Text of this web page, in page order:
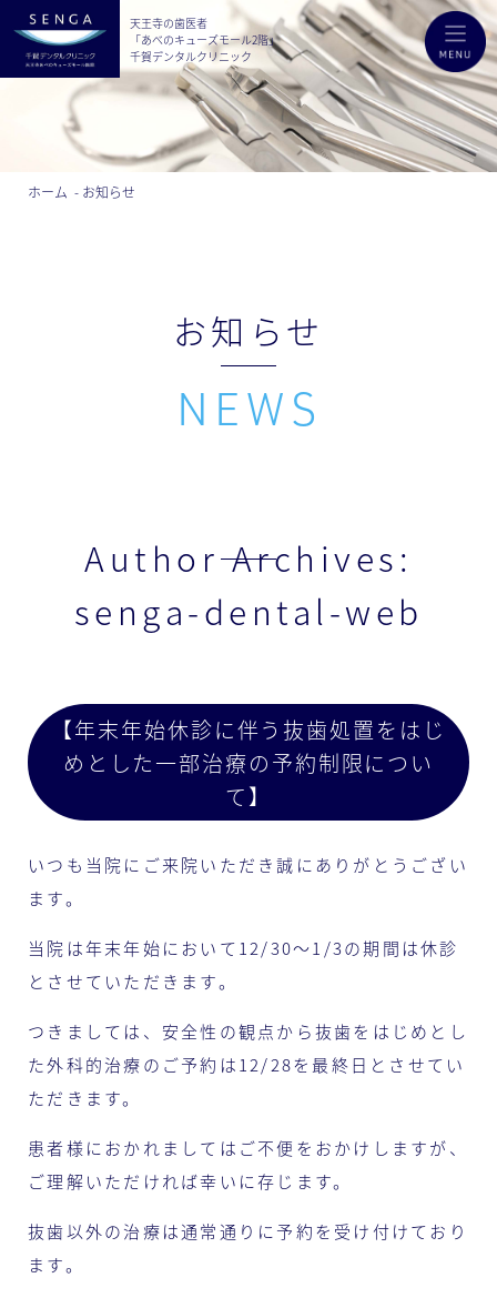
天王寺の歯医者
「あべのキューズモール2階」
千賀デンタルクリニック
ホーム お知らせ
お知らせ
Author Archives:
senga-dental-web
【年末年始休診に伴う抜歯処置をはじ
めとした一部治療の予約制限につい
て】
いつも当院にご来院いただき誠にありがとうござい
ます。
当院は年末年始において12/30〜1/3の期間は休診
とさせていただきます。
つきましては、安全性の観点から抜歯をはじめとし
た外科的治療のご予約は12/28を最終日とさせてい
ただきます。
患者様におかれましてはご不便をおかけしますが、
ご理解いただければ幸いに存じます。
抜歯以外の治療は通常通りに予約を受け付けており
ます。